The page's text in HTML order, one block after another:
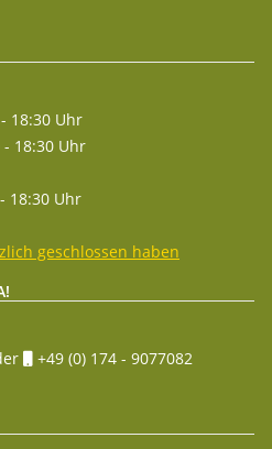
18:30 Uhr
- 18:30 Uhr
18:30 Uhr
geschlossen haben
+49 (0) 174 - 9077082